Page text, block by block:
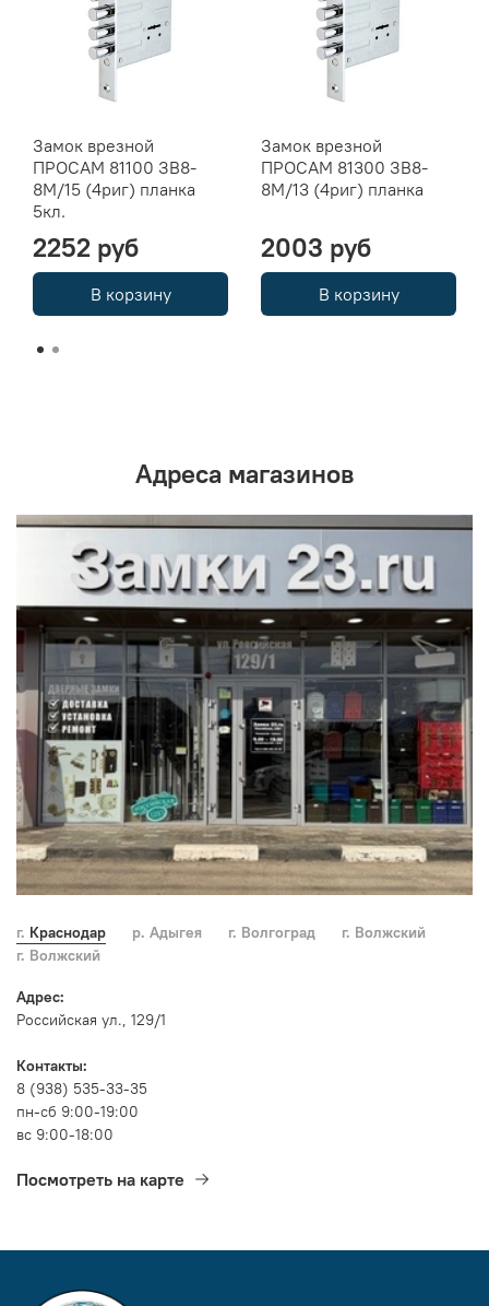
Замок врезной
ПРОСАМ 81100 ЗВ8-
8М/15 (4риг) планка
5кл.
2252 руб
В корзину
Замок врезной
ПРОСАМ 81300 ЗВ8-
8М/13 (4риг) планка
2003 руб
В корзину
Адреса магазинов
г. Краснодар р. Адыгея г. Волгоград
г. Волжский
г. Волжский
Адрес:
Российская ул., 129/1
Контакты:
8 (938) 535-33-35
пн-сб 9:00-19:00
вс 9:00-18:00
Посмотреть на карте